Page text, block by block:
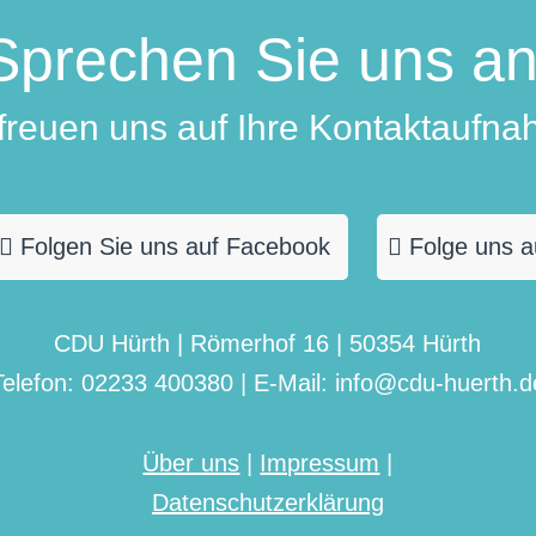
Sie uns
uns auf Ihre
Folgen Sie uns auf Facebook Folge uns
CDU Hürth | Römerhof 16 | 50354 Hürth
02233 400380 | E-Mail: info@cdu-
Über uns | Impressum |
Datenschutzerklärung